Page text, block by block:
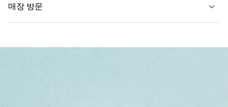
자세히 보기
매장 방문